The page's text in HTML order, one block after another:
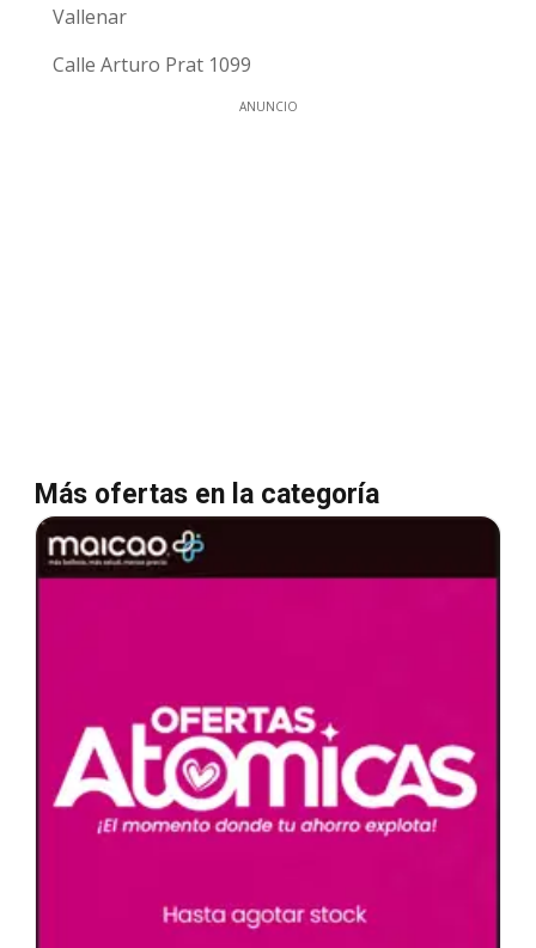
Vallenar
Calle Arturo Prat 1099
ANUNCIO
Más ofertas en la categoría